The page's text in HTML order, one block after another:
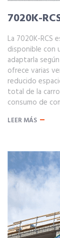
7020K-
La 7020K-RCS
disponible con
adaptarla
ofrece varias
reducido
total de la
consumo de
LEER MÁS